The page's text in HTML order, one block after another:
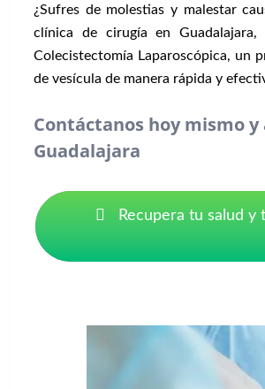
¿Sufres de molestias y malestar
clínica de cirugía en
Colecistectomía Laparoscópica, un
de vesícula de manera rápida y
Contáctanos hoy mismo
Guadalajara
Recupera tu salud y